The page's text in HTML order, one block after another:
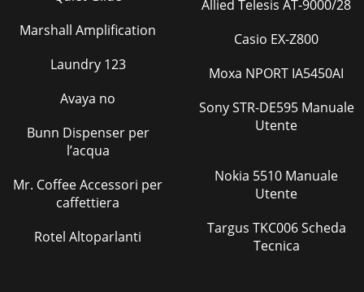
Marshall Amplification
Laundry 123
Avaya no
Bunn Dispenser per
l’acqua
Mr. Coffee Accessori per
caffettiera
Rotel Altoparlanti
Allied Telesis AT-9000/28
Casio EX-Z800
Moxa NPORT IA5450AI
Sony STR-DE595 Manuale
Utente
Nokia 5510 Manuale
Utente
Targus TKC006 Scheda
Tecnica